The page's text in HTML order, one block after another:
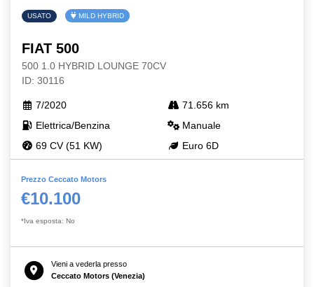
USATO MILD HYBRID
FIAT 500
500 1.0 HYBRID LOUNGE 70CV
ID: 30116
7/2020
71.656 km
Elettrica/Benzina
Manuale
69 CV (51 KW)
Euro 6D
Prezzo Ceccato Motors
€10.100
*Iva esposta: No
Vieni a vederla presso
Ceccato Motors (Venezia)